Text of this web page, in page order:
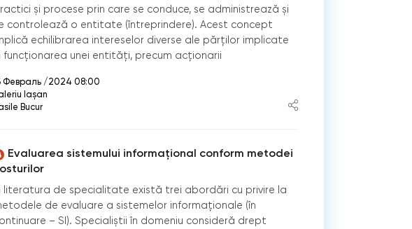
și procese prin care se conduce, se administrează și
controlează o entitate (întreprindere). Acest concept
echilibrarea intereselor diverse ale părților implicate
funcționarea unei entități, precum acționarii
Февраль /2024 08:00
Iașan
Bucur
Evaluarea sistemului informațional conform metodei
literatura de specialitate există trei abordări cu privire la
de evaluare a sistemelor informaționale (în
– SI). Specialiștii în domeniu consideră drept